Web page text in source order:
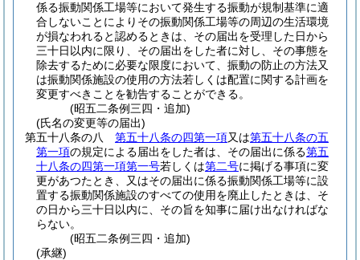
係る振動関係工場等において発生する振動が規制基準に適
合しないことによりその振動関係工場等の周辺の生活環境
が損なわれると認めるときは、その届出を受理した日から
三十日以内に限り、その届出をした者に対し、その事態を
除去するために必要な限度において、振動の防止の方法又
は振動関係施設の使用の方法若しくは配置に関する計画を
変更すべきことを勧告することができる。
(昭五二条例三四・追加)
(氏名の変更等の届出)
第五十八条の八
第五十八条の四第一項又は第五十八条の五
第一項の規定による届出をした者は、その届出に係る第五
十八条の四第一項第一号若しくは第二号に掲げる事項に変
更があつたとき、又はその届出に係る振動関係工場等に設
置する振動関係施設のすべての使用を廃止したときは、そ
の日から三十日以内に、その旨を知事に届け出なければな
らない。
(昭五二条例三四・追加)
(承継)